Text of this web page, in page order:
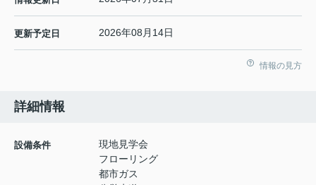
更新予定日 2026年08月14日
情報の見方
詳細情報
設備条件
現地見学会
フローリング
都市ガス